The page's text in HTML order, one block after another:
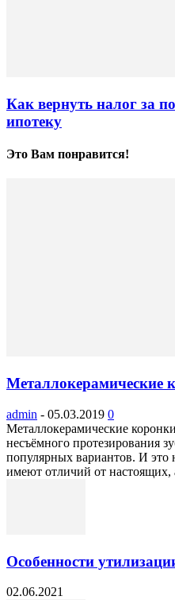
Как вернуть налог за
ипотеку
Это Вам понравится!
Металлокерамические
admin - 05.03.2019 0
Металлокерамические
несъёмного протезирования
популярных вариантов. И это
имеют отличий от настоящих,
Особенности
02.06.2021